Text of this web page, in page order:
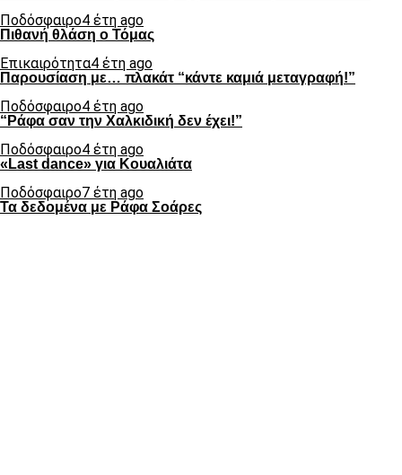
Ποδόσφαιρο4 έτη ago
Πιθανή θλάση ο Τόμας
Επικαιρότητα4 έτη ago
Παρουσίαση με… πλακάτ “κάντε καμιά μεταγραφή!”
Ποδόσφαιρο4 έτη ago
“Ράφα σαν την Χαλκιδική δεν έχει!”
Ποδόσφαιρο4 έτη ago
«Last dance» για Κουαλιάτα
Ποδόσφαιρο7 έτη ago
Τα δεδομένα με Ράφα Σοάρες